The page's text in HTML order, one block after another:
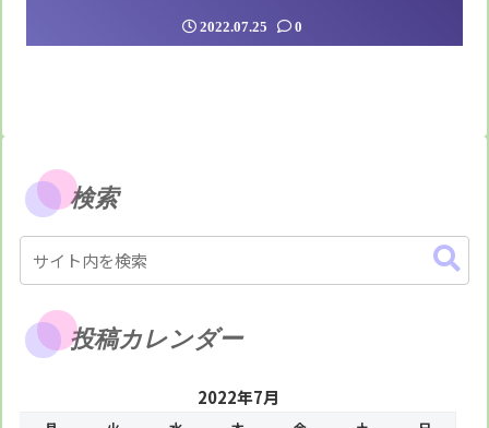
なので寝不足で今日は頭が少しボーっとしている。日本国内では断
トツの成績でも日本の選手は世界の前では歯が立たない。幾ら練習
2022.07.25 0
検索
投稿カレンダー
2022年7月